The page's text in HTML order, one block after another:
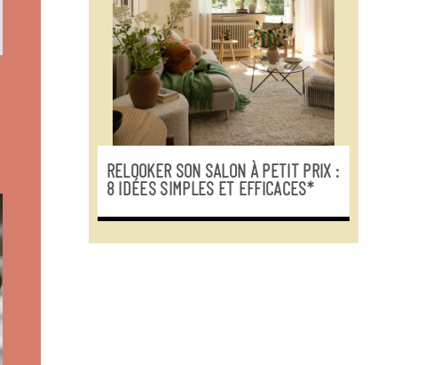
RELOOKER SON SALON À PETIT PRIX :
8 IDÉES SIMPLES ET EFFICACES*